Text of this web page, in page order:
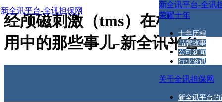
经颅磁刺激（tms）在检测应
用中的那些事儿-新全讯平台
新全讯平台-全讯担保网
新全讯平台-全讯
荣耀十年
十年历程
品牌故事
公司新闻
行业资讯
关于全讯担保网
新全讯平台的